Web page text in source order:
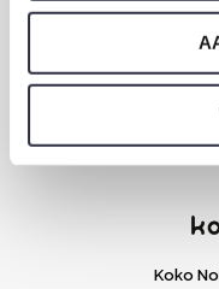
Dirkje
Koko